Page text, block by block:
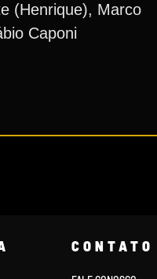
(Henrique), Marco
Caponi
CONTATO